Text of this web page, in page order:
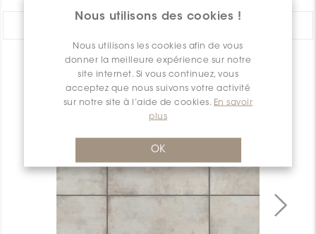
Nous utilisons des cookies !
Nous utilisons les cookies afin de vous
donner la meilleure expérience sur notre
site internet. Si vous continuez, vous
acceptez que nous suivons votre activité
sur notre site à l’aide de cookies. En savoir
plus
OK
APERÇU DES PRODUITS